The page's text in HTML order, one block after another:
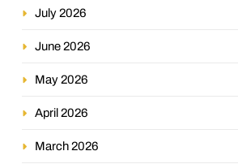
July 2026
June 2026
May 2026
April 2026
March 2026